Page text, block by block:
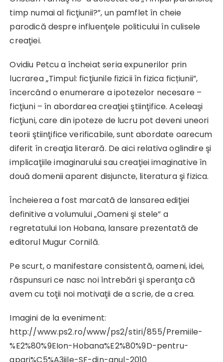
timp numai al ficţiunii?”, un pamflet în cheie
parodică despre influenţele politicului în culisele
creaţiei.
Ovidiu Petcu a încheiat seria expunerilor prin
lucrarea „Timpul: ficţiunile fizicii în fizica ficțiunii”,
încercând o enumerare a ipotezelor necesare –
ficţiuni – în abordarea creaţiei ştiinţifice. Aceleaşi
ficţiuni, care din ipoteze de lucru pot deveni uneori
teorii ştiinţifice verificabile, sunt abordate oarecum
diferit în creaţia literară. De aici relativa oglindire şi
implicaţiile imaginarului sau creaţiei imaginative în
două domenii aparent disjuncte, literatura şi fizica.
Încheierea a fost marcată de lansarea ediţiei
definitive a volumului „Oameni şi stele” a
regretatului Ion Hobana, lansare prezentată de
editorul Mugur Cornilă.
Pe scurt, o manifestare consistentă, oameni, idei,
răspunsuri ce nasc noi întrebări şi speranţa că
avem cu toţii noi motivaţii de a scrie, de a crea.
Imagini de la eveniment:
http://www.ps2.ro/www/ps2/stiri/855/Premiile-
%E2%80%9EIon-Hobana%E2%80%9D-pentru-
apari%C5%A3iile-SF-din-anul-2010